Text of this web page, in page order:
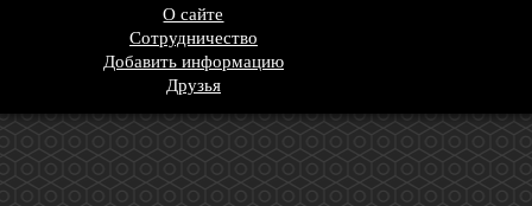
О сайте
Сотрудничество
Добавить информацию
Друзья